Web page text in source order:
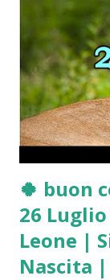
ancora arrivati
CLICCA QUI
🍀 buon
26
Leone |
Nascita